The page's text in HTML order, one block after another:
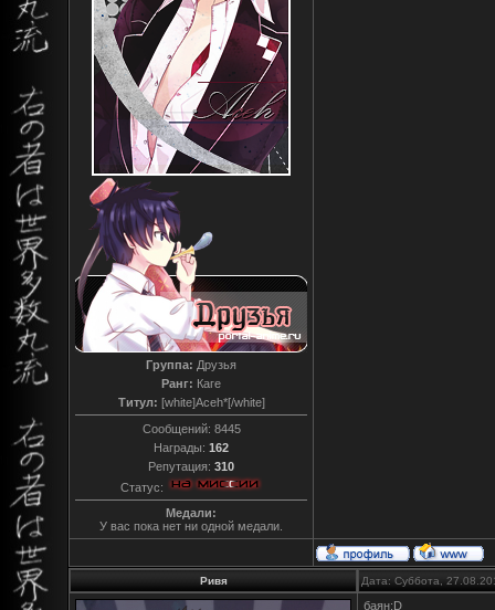
Группа: Друзья
Ранг: Каге
Титул: [white]Aceh*[/white]
Сообщений: 8445
Награды: 162
Репутация: 310
Статус:
Медали:
У вас пока нет ни одной медали.
Ривя Дата: Суббота,
баян:D